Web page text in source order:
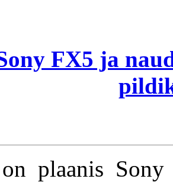
FX5 ja
plaanis Sony